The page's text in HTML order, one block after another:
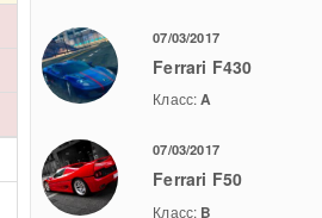
07/03/2017
Ferrari F430
Класс:A
07/03/2017
Ferrari F50
Класс: B